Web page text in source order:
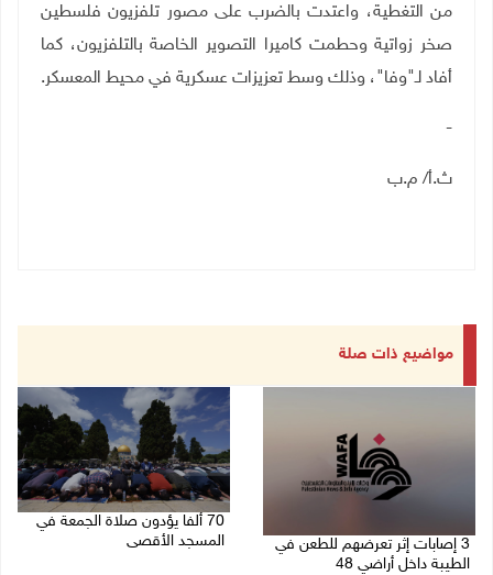
من التغطية، واعتدت بالضرب على مصور تلفزيون فلسطين
صخر زواتية وحطمت كاميرا التصوير الخاصة بالتلفزيون، كما
أفاد لـ"وفا"، وذلك وسط تعزيزات عسكرية في محيط المعسكر.
-
ث.أ/ م.ب
مواضيع ذات صلة
3 إصابات إثر تعرضهم للطعن في
الطيبة داخل أراضي 48
70 ألفا يؤدون صلاة الجمعة في
المسجد الأقصى